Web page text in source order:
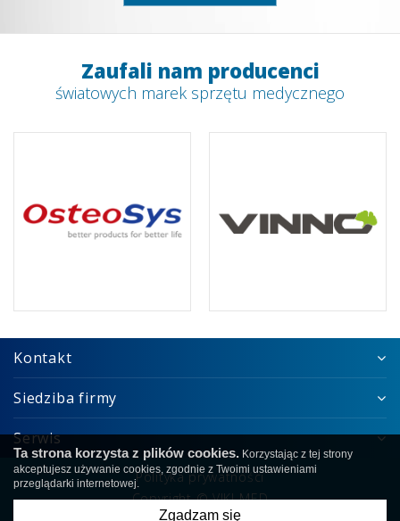
Zaufali nam producenci
światowych marek sprzętu medycznego
Kontakt
Siedziba firmy
Serwis
Polityka prywatności
Copyright © VIKI-MED
Ta strona korzysta z plików cookies. Korzystając z tej strony
akceptujesz używanie cookies, zgodnie z Twoimi ustawieniami
przeglądarki internetowej.
Zgadzam się